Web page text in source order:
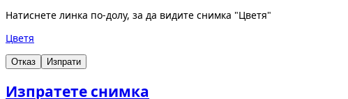
Натиснете линка по-долу, за да видите снимка "Цветя"
Цветя
Отказ Изпрати
Изпратете снимка